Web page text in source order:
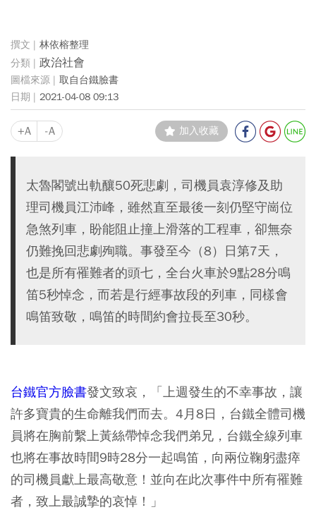
林依榕整理
政治社會
取自台鐵臉書
2021-04-08 09:13
+A -A 加入收藏
太魯閣號出軌釀50死悲劇，司機員袁淳修及助
理司機員江沛峰，雖然直至最後一刻仍堅守崗位
急煞列車，盼能阻止撞上滑落的工程車，卻無奈
仍難挽回悲劇殉職。事發至今（8）日第7天，
也是所有罹難者的頭七，全台火車於9點28分鳴
笛5秒悼念，而若是行經事故段的列車，同樣會
鳴笛致敬，鳴笛的時間約會拉長至30秒。
台鐵官方臉書發文致哀，「上週發生的不幸事故，讓
許多寶貴的生命離我們而去。4月8日，台鐵全體司機
員將在胸前繫上黃絲帶悼念我們弟兄，台鐵全線列車
也將在事故時間9時28分一起鳴笛，向兩位鞠躬盡瘁
的司機員獻上最高敬意！並向在此次事件中所有罹難
者，致上最誠摯的哀悼！」